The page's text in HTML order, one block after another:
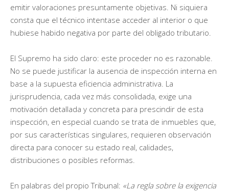
emitir valoraciones presuntamente objetivas. Ni siquiera
consta que el técnico intentase acceder al interior o que
hubiese habido negativa por parte del obligado tributario.
El Supremo ha sido claro: este proceder no es razonable.
No se puede justificar la ausencia de inspección interna en
base a la supuesta eficiencia administrativa. La
jurisprudencia, cada vez más consolidada, exige una
motivación detallada y concreta para prescindir de esta
inspección, en especial cuando se trata de inmuebles que,
por sus características singulares, requieren observación
directa para conocer su estado real, calidades,
distribuciones o posibles reformas.
En palabras del propio Tribunal: «La regla sobre la exigencia